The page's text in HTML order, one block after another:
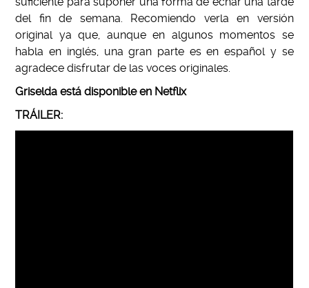
del fin de semana. Recomiendo verla en versión
original ya que, aunque en algunos momentos se
habla en inglés, una gran parte es en español y se
agradece disfrutar de las voces originales.
Griselda está disponible en Netflix
TRÁILER: